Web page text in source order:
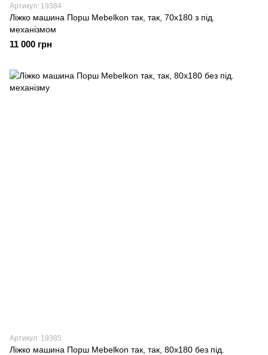
Артикул: 19384
Ліжко машина Порш Mebelkon так, так, 70х180 з під.
механізмом
11 000 грн
Артикул: 19385
Ліжко машина Порш Mebelkon так, так, 80х180 без під.